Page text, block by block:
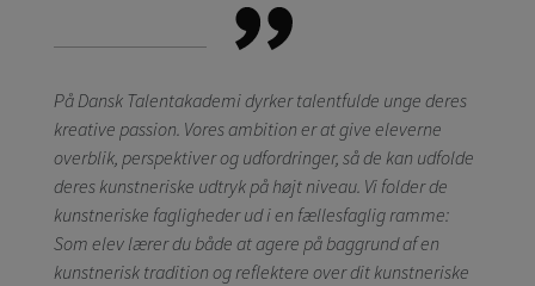
På Dansk Talentakademi dyrker talentfulde unge deres
kreative passion. Vores ambition er at give eleverne
overblik, perspektiver og udfordringer, så de kan udfolde
deres kunstneriske udtryk på højt niveau. Vi folder de
kunstneriske fagligheder ud i en fællesfaglig ramme:
Som elev lærer du både at agere på baggrund af en
kunstnerisk tradition og reflektere over dit kunstneriske